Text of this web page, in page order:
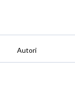
Autori